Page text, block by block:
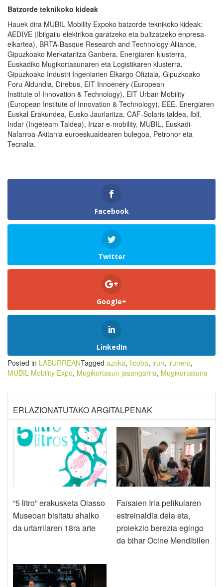
Batzorde teknikoko kideak
Hauek dira MUBIL Mobility Expoko batzorde teknikoko kideak:
AEDIVE (Ibilgailu elektrikoa garatzeko eta bultzatzeko enpresa-
elkartea), BRTA-Basque Research and Technology Alliance,
Gipuzkoako Merkataritza Ganbera, Energiaren klusterra,
Euskadiko Mugikortasunaren eta Logistikaren klusterra,
Gipuzkoako Industri Ingeniarien Elkargo Ofiziala, Gipuzkoako
Foru Aldundia, Direbus, EIT Innoenery (European
Institute of Innovation & Technology), EIT Urban Mobility
(European Institute of Innovation & Technology), EEE. Energiaren
Euskal Erakundea, Eusko Jaurlaritza, CAF-Solaris taldea, Ibil,
Indar (Ingeteam Taldea), Irizar e-mobility, MUBIL, Euskadi-
Nafarroa-Akitania euroeskualdearen bulegoa, Petronor eta
Tecnalia.
Facebook
Twitter
Google+
LinkedIn
Posted in LABURREANTagged azoka, ficoba, irun, irunero,
MUBIL Mobility Expo, Mugikortasun jasangarria, Mugikortasuna
ERLAZIONATUTAKO ARGITALPENAK
“5 litro” erakusketa Oiasso
Museoan bisitatu ahalko
da urtarrilaren 18ra arte
Faisaien Irla pelikularen
estreinaldia dela eta,
proiekzio berezia egingo
da bihar Ocine Mendibilen